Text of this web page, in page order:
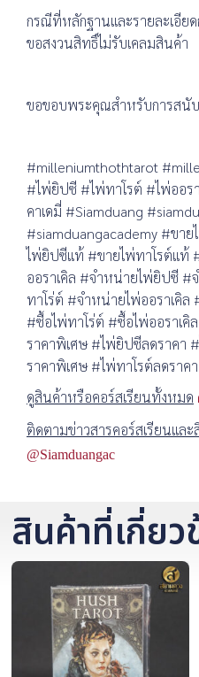
กรณีที่หลักฐานและรายละเอีย
ขอสงวนสิทธิ์ไม่รับเคลมสินค้า
ขอขอบพระคุณสำหรับการสนั
#milleniumthothtarot
#ไพ่ยิปซี #ไพ่ทาโรต์ #ไพ่ออร
คาเดมี่ #Siamduang
#siamduangacademy #ขา
ไพ่ยิปซีแท้ #ขายไพ่ทาโรต์แท้
ออราเคิล #จำหน่ายไพ่ยิปซี
ทาโร่ต์ #จำหน่ายไพ่ออราเคิ
#ซื้อไพ่ทาโร่ต์ #ซื้อไพ่ออราเ
ราคาพิเศษ #ไพ่ยิปซีลดราคา
ราคาพิเศษ #ไพ่ทาโรต์ลดราคา
ดูสินค้าหรือคอร์สเรียนทั้งหมด
ติดตามข่าวสารคอร์สเรียนแล
@Siamduangac
สินค้าที่เกี่ยว